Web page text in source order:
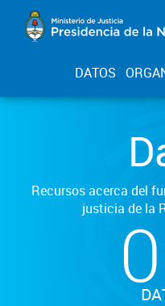
DATOS
Recursos acerca del
justicia de la